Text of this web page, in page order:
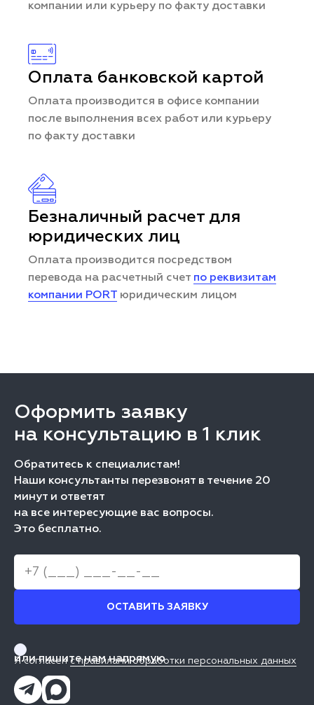
компании или курьеру по факту доставки
Оплата банковской картой
Оплата производится в офисе компании
после выполнения всех работ или курьеру
по факту доставки
Безналичный расчет для
юридических лиц
Оплата производится посредством
перевода на расчетный счет по реквизитам
компании PORT юридическим лицом
Оформить заявку
на консультацию в 1 клик
Обратитесь к специалистам!
Наши консультанты перезвонят в течение 20
минут и ответят
на все интересующие вас вопросы.
Это бесплатно.
ОСТАВИТЬ ЗАЯВКУ
Я согласен с правилами обработки персональных данных
или пишите нам напрямую